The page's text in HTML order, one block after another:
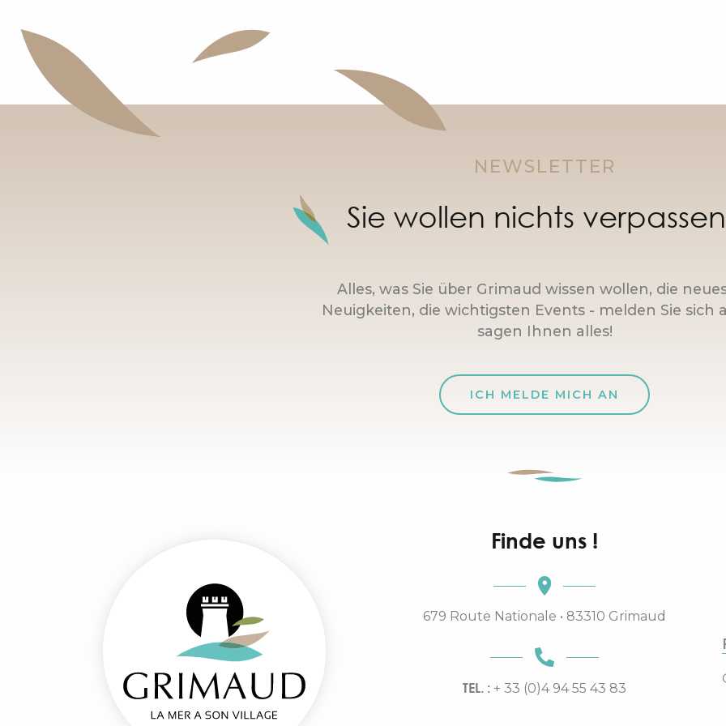
NEWSLETTER
Sie wollen nichts
Alles, was Sie über Grimaud wissen wollen, die
Neuigkeiten, die wichtigsten Events - melden Sie sich
sagen Ihnen alles!
ICH MELDE MICH AN
Finde uns !
679 Route Nationale • 83310 Grimaud
TEL. : + 33 (0)4 94 55 43 83